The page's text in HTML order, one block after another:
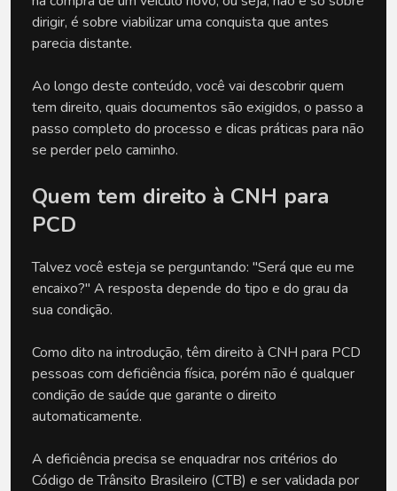
dirigir, é sobre viabilizar uma conquista que antes
parecia distante.
Ao longo deste conteúdo, você vai descobrir quem
tem direito, quais documentos são exigidos, o passo a
passo completo do processo e dicas práticas para não
se perder pelo caminho.
Quem tem direito à CNH para
PCD
Talvez você esteja se perguntando: "Será que eu me
encaixo?" A resposta depende do tipo e do grau da
sua condição.
Como dito na introdução, têm direito à CNH para PCD
pessoas com deficiência física, porém não é qualquer
condição de saúde que garante o direito
automaticamente.
A deficiência precisa se enquadrar nos critérios do
Código de Trânsito Brasileiro (CTB) e ser validada por